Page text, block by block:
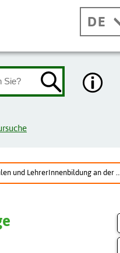
DE
und LehrerInnenbildung an der ...